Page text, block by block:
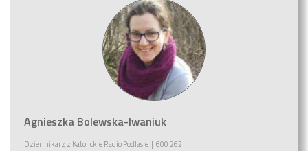
Agnieszka Bolewska-Iwaniuk
Dziennikarz z Katolickie Radio Podlasie | 600 262